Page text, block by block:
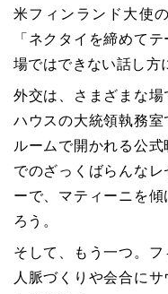
米フィンランド大使
「ネクタイを締めて
場ではできない話し方
外交は、さまざまな
ハウスの大統領執務
ルームで開かれる公
でのざっくばらんな
ーで、マティーニを
ろう。
そして、もう一つ。フ
人脈づくりや会合に